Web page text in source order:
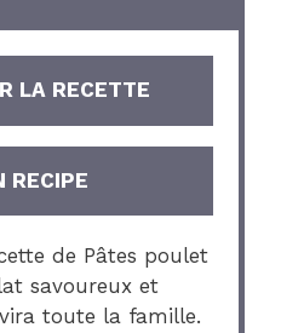
LA RECETTE
RECIPE
de Pâtes poulet
savoureux et
toute la famille.